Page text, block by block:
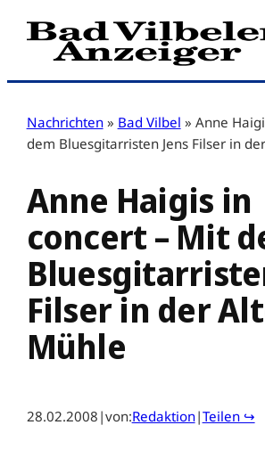
Zum
Inhalt
Nachrichten » Bad Vilbel » Anne
dem Bluesgitarristen Jens Filser in
Anne Haigis in
concert – Mit
Filser in der
Mühle
28.02.2008 |von:Redaktion|Teilen ↪